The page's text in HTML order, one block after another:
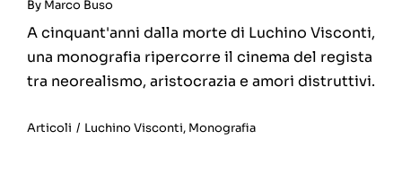
By Marco Buso
A cinquant'anni dalla morte di Luchino Visconti,
una monografia ripercorre il cinema del regista
tra neorealismo, aristocrazia e amori distruttivi.
Articoli / Luchino Visconti, Monografia